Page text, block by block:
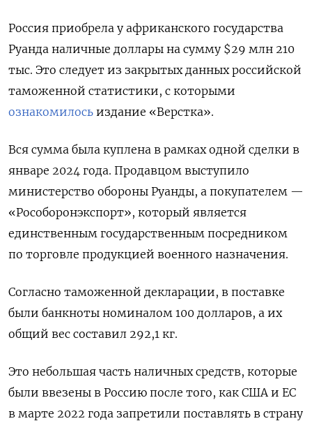
Россия приобрела у африканского государства
Руанда наличные доллары на сумму $29 млн 210
тыс. Это следует из закрытых данных российской
таможенной статистики, с которыми
ознакомилось издание «Верстка».
Вся сумма была куплена в рамках одной сделки в
январе 2024 года. Продавцом выступило
министерство обороны Руанды, а покупателем —
«Рособоронэкспорт», который является
единственным государственным посредником
по торговле продукцией военного назначения.
Согласно таможенной декларации, в поставке
были банкноты номиналом 100 долларов, а их
общий вес составил 292,1 кг.
Это небольшая часть наличных средств, которые
были ввезены в Россию после того, как США и ЕС
в марте 2022 года запретили поставлять в страну